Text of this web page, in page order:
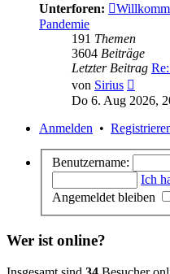
Unterforen:
Pandemie
191 Themen
3604 Beiträge
Letzter Beitrag
von Sirius
Do 6. Aug 2026,
Anmelden •
Benutzername:
Ich
Angemeldet bleiben
Wer ist online?